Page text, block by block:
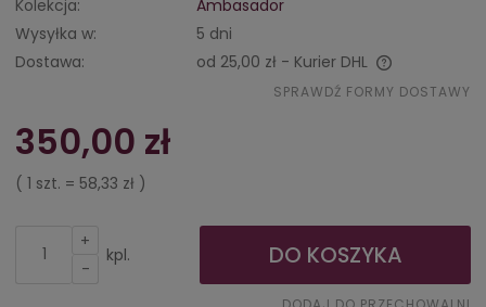
Kolekcja:
Ambasador
Wysyłka w:
5 dni
Dostawa:
od 25,00 zł - Kurier DHL
Cena nie zawiera ewentualnych kosztów płatności
SPRAWDŹ FORMY DOSTAWY
350,00 zł
( 1 szt. = 58,33 zł )
+
-
kpl. DO KOSZYKA